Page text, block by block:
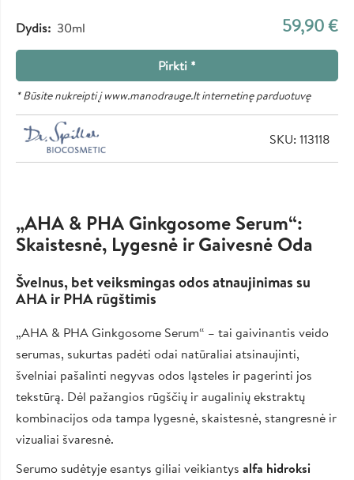
Dydis 30ml
Pirkti *
59,90 €
* Būsite nukreipti į www.manodrauge.lt internetinę parduotuvę
SKU: 113118
„AHA & PHA Ginkgosome Serum“:
Skaistesnė, Lygesnė ir Gaivesnė Oda
Švelnus, bet veiksmingas odos atnaujinimas su
AHA ir PHA rūgštimis
„AHA & PHA Ginkgosome Serum“ – tai gaivinantis veido
serumas, sukurtas padėti odai natūraliai atsinaujinti,
švelniai pašalinti negyvas odos ląsteles ir pagerinti jos
tekstūrą. Dėl pažangios rūgščių ir augalinių ekstraktų
kombinacijos oda tampa lygesnė, skaistesnė, stangresnė ir
vizualiai švaresnė.
Serumo sudėtyje esantys giliai veikiantys alfa hidroksi